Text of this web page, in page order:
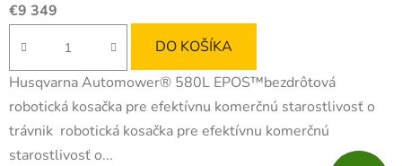
€9 349
DO KOŠÍKA
Husqvarna Automower® 580L EPOS™bezdrôtová
robotická kosačka pre efektívnu komerčnú starostlivosť o
trávnik robotická kosačka pre efektívnu komerčnú
starostlivosť o...